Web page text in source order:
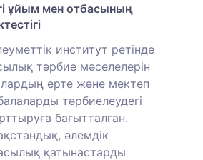
ұйым мен отбасының
институт ретінде
тәрбие мәселелерін
ерте және мектеп
тәрбиелеудегі
бағытталған.
әлемдік
қатынастарды